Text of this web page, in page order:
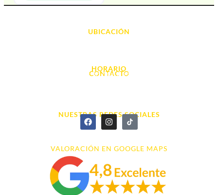
UBICACIÓN
HORARIO
L. - S. 10:00h a 22:00h
CONTACTO
NUESTRAS REDES SOCIALES
VALORACIÓN EN GOOGLE MAPS